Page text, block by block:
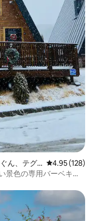
ん、テグ
レビュー128
4.95 (128)
景色の専用バーベキュ